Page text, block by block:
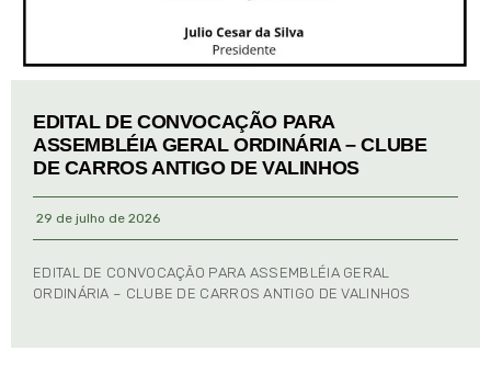
EDITAL DE CONVOCAÇÃO PARA
ASSEMBLÉIA GERAL ORDINÁRIA – CLUBE
DE CARROS ANTIGO DE VALINHOS
29 de julho de 2026
EDITAL DE CONVOCAÇÃO PARA ASSEMBLÉIA GERAL
ORDINÁRIA – CLUBE DE CARROS ANTIGO DE VALINHOS